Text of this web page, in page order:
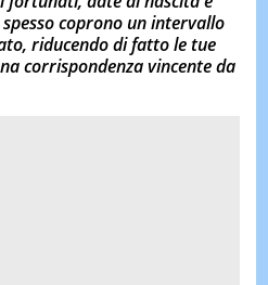
coprono un intervallo
riducendo di fatto le tue
corrispondenza vincente da